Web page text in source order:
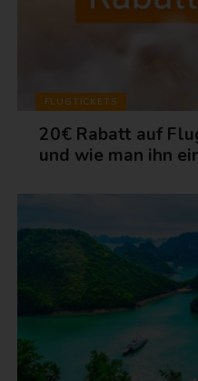
FLUGTICKETS
20€ Rabatt auf
und wie man ihn